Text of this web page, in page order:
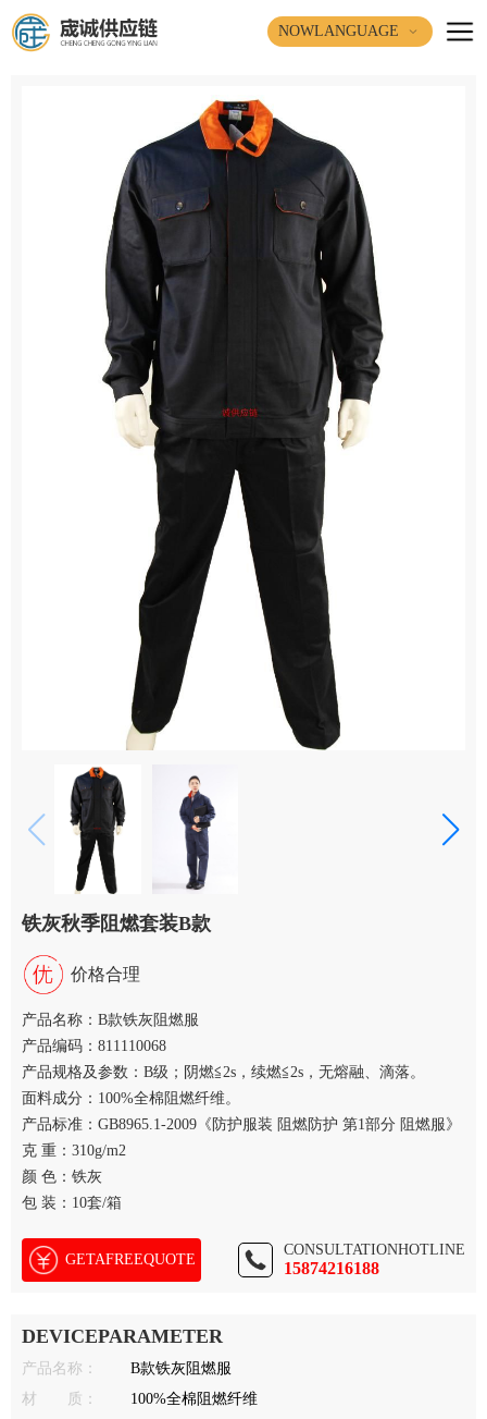
NOWLANGUAGE
铁灰秋季阻燃套装B款
价格合理
产品名称：B款铁灰阻燃服
产品编码：811110068
产品规格及参数：B级；阴燃≦2s，续燃≦2s，无熔融、滴落。
面料成分：100%全棉阻燃纤维。
产品标准：GB8965.1-2009《防护服装 阻燃防护 第1部分 阻燃服》
克 重：310g/m2
颜 色：铁灰
包 装：10套/箱
GETAFREEQUOTE
CONSULTATIONHOTLINE
15874216188
DEVICEPARAMETER
产品名称：
B款铁灰阻燃服
材 质：
100%全棉阻燃纤维